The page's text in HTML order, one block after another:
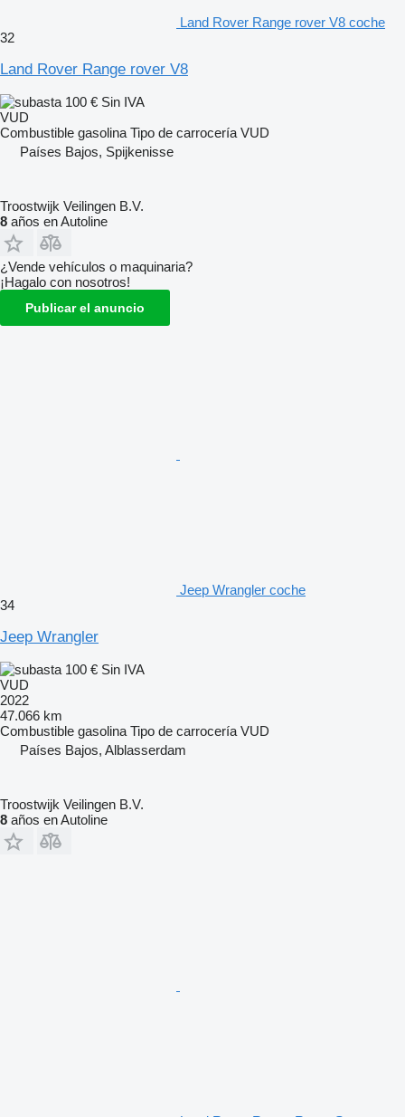
Land Rover Range rover V8 coche
32
Land Rover Range rover V8
100 € Sin IVA
VUD
Combustible gasolina Tipo de carrocería VUD
Países Bajos, Spijkenisse
Troostwijk Veilingen B.V.
8 años en Autoline
¿Vende vehículos o maquinaria?
¡Hagalo con nosotros!
Publicar el anuncio
Jeep Wrangler coche
34
Jeep Wrangler
100 € Sin IVA
VUD
2022
47.066 km
Combustible gasolina Tipo de carrocería VUD
Países Bajos, Alblasserdam
Troostwijk Veilingen B.V.
8 años en Autoline